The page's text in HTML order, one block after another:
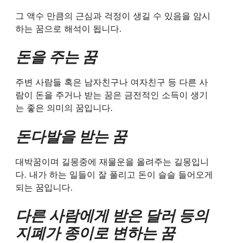
그 액수 만큼의 근심과 걱정이 생길 수 있음을 암시
하는 꿈으로 해석이 됩니다.
​돈을 주는 꿈
주변 사람들 혹은 남자친구나 여자친구 등 다른 사
람이 돈을 주거나 받는 꿈은 금전적인 소득이 생기
는 좋은 의미의 꿈입니다.
돈다발을 받는 꿈
대박꿈이며 길몽중에 재물운을 올려주는 길몽입니
다. 내가 하는 일들이 잘 풀리고 돈이 슬슬 들어오게
되는 꿈입니다.
다른 사람에게 받은 달러 등의
지폐가 종이로 변하는 꿈